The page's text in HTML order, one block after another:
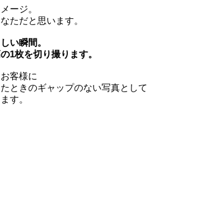
ージ。
ただと思います。
い瞬間。
1枚を切り撮ります。
客様に
ときのギャップのない写真として
す。